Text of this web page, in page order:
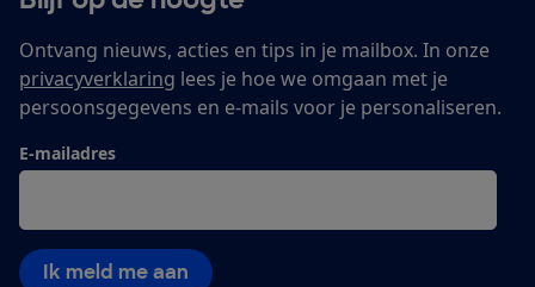
Ontvang nieuws, acties en tips in je mailbox. In onze
privacyverklaring lees je hoe we omgaan met je
persoonsgegevens en e-mails voor je personaliseren.
E-mailadres
Ik meld me aan